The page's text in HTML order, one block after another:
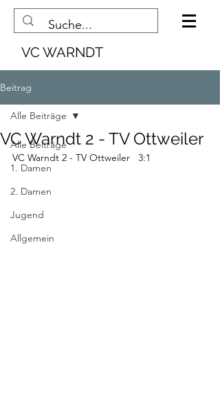
VC WARNDT
Beitrag
Alle Beiträge
1. Damen
2. Damen
Jugend
Allgemein
Alle Beiträge
VC Warndt 2 - TV Ottweiler
VC Warndt 2 - TV Ottweiler   3:1